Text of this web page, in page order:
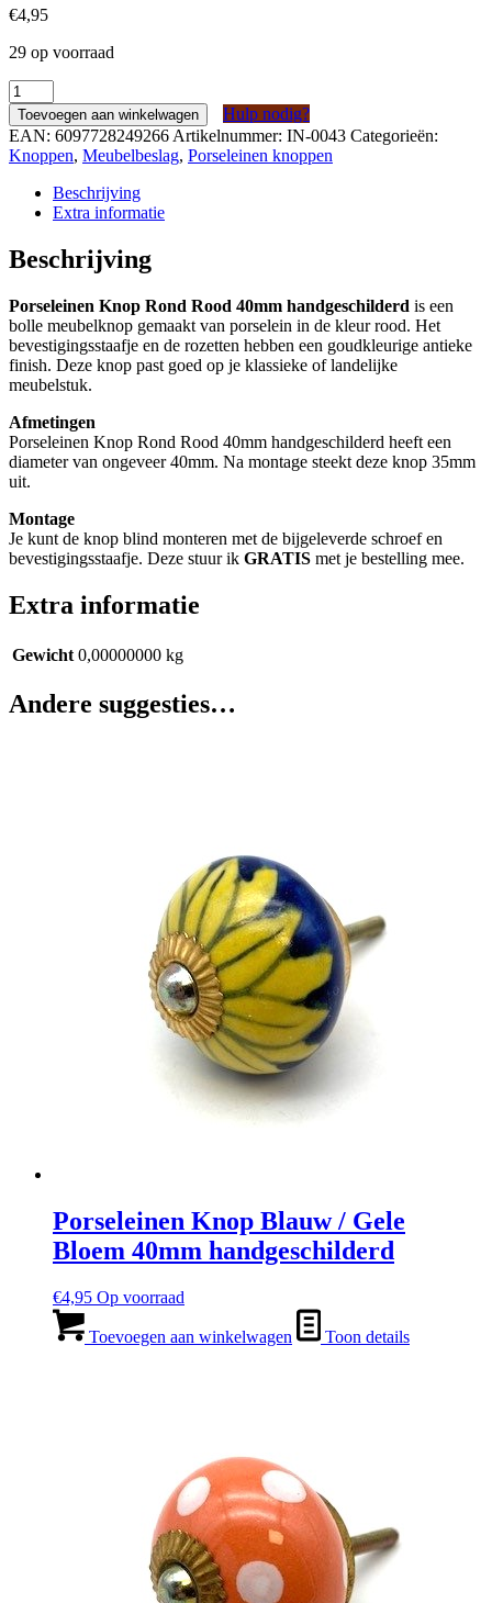
€4,95
29 op voorraad
Porseleinen
Knop
Rond
Rood
40mm
handgeschilderd
aantal
Toevoegen aan winkelwagen
Hulp nodig?
EAN: 6097728249266 Artikelnummer: IN-0043 Categorieën:
Knoppen, Meubelbeslag, Porseleinen knoppen
Beschrijving
Extra informatie
Beschrijving
Porseleinen Knop Rond Rood 40mm handgeschilderd is een
bolle meubelknop gemaakt van porselein in de kleur rood. Het
bevestigingsstaafje en de rozetten hebben een goudkleurige antieke
finish. Deze knop past goed op je klassieke of landelijke
meubelstuk.
Afmetingen
Porseleinen Knop Rond Rood 40mm handgeschilderd heeft een
diameter van ongeveer 40mm. Na montage steekt deze knop 35mm
uit.
Montage
Je kunt de knop blind monteren met de bijgeleverde schroef en
bevestigingsstaafje. Deze stuur ik GRATIS met je bestelling mee.
Extra informatie
Gewicht 0,00000000 kg
Andere suggesties…
Porseleinen Knop Blauw / Gele
Bloem 40mm handgeschilderd
€4,95 Op voorraad
Toevoegen aan winkelwagen Toon details